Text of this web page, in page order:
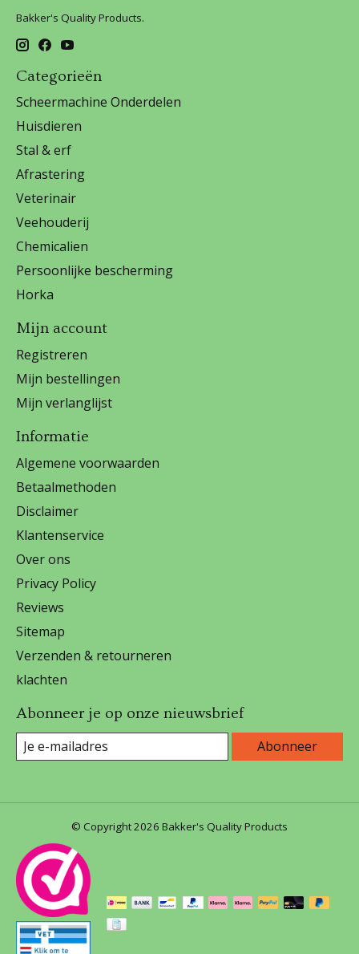
Bakker's Quality Products.
Categorieën
Scheermachine Onderdelen
Huisdieren
Stal & erf
Afrastering
Veterinair
Veehouderij
Chemicalien
Persoonlijke bescherming
Horka
Mijn account
Registreren
Mijn bestellingen
Mijn verlanglijst
Informatie
Algemene voorwaarden
Betaalmethoden
Disclaimer
Klantenservice
Over ons
Privacy Policy
Reviews
Sitemap
Verzenden & retourneren
klachten
Abonneer je op onze nieuwsbrief
Abonneer
© Copyright 2026 Bakker's Quality Products